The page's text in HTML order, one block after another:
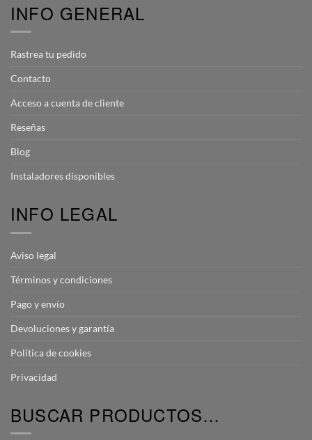
INFO GENERAL
Rastrea tu pedido
Contacto
Acceso a cuenta de cliente
Reseñas
Blog
Instaladores disponibles
INFO LEGAL
Aviso legal
Términos y condiciones
Pago y envío
Devoluciones y garantía
Política de cookies
Privacidad
BUSCAR PRODUCTOS…